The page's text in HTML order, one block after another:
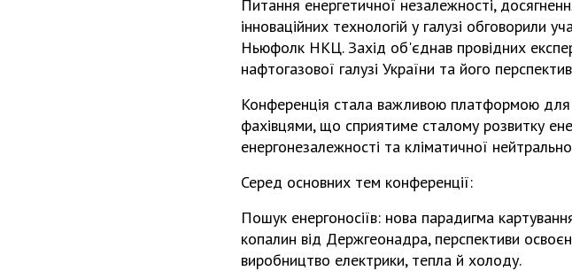
Питання енергетичної незалежності,
інноваційних технологій у галузі обговорили
Ньюфолк НКЦ. Захід об'єднав провідних
нафтогазової галузі України та його
Конференція стала важливою платформою для
фахівцями, що сприятиме сталому розвитку
енергонезалежності та кліматичної
Серед основних тем конференції:
Пошук енергоносіїв: нова парадигма
копалин від Держгеонадра, перспективи
виробництво електрики, тепла й холоду.